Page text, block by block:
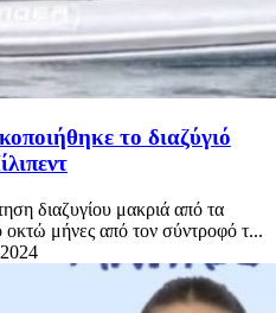
το διαζύγιό
διαζυγίου μακριά από τα
οκτώ μήνες από τον σύντροφό τ...